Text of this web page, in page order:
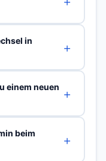
in
einem neuen
beim